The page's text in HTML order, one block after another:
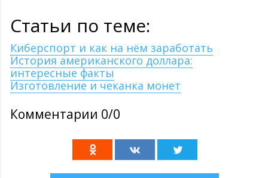
Статьи по теме:
Киберспорт и как на нём заработать
История американского доллара:
интересные факты
Изготовление и чеканка монет
Комментарии 0/0